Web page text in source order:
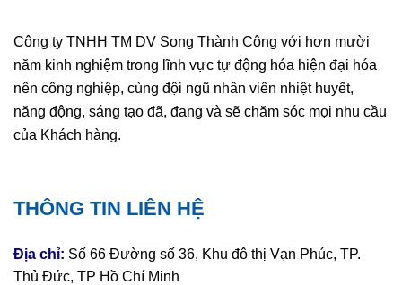
Công ty TNHH TM DV Song Thành Công với hơn mười
năm kinh nghiệm trong lĩnh vực tự động hóa hiện đại hóa
nên công nghiệp, cùng đội ngũ nhân viên nhiệt huyết,
năng động, sáng tạo đã, đang và sẽ chăm sóc mọi nhu cầu
của Khách hàng.
THÔNG TIN LIÊN HỆ
Địa chỉ: Số 66 Đường số 36, Khu đô thị Vạn Phúc, TP.
Thủ Đức, TP Hồ Chí Minh